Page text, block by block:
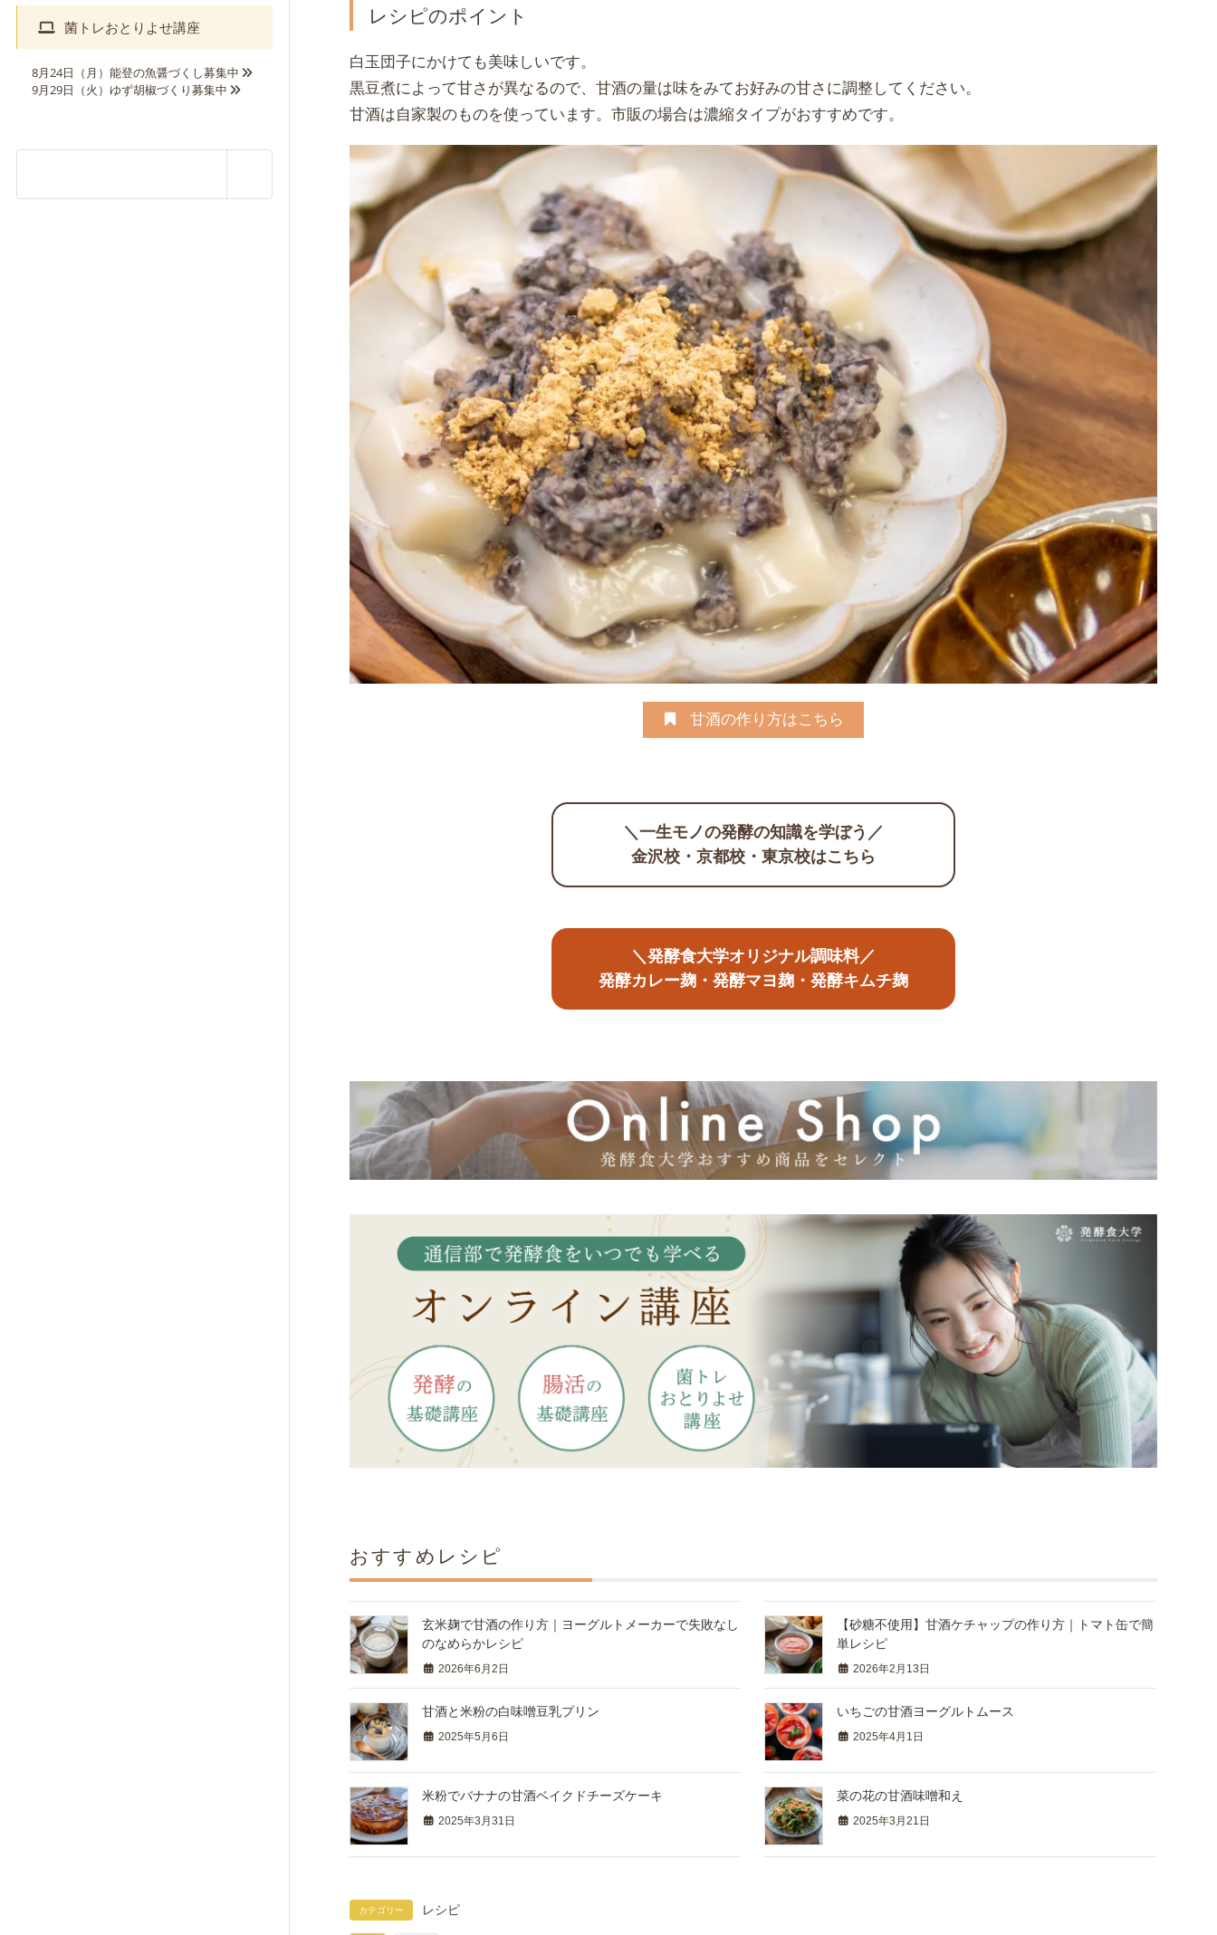
菌トレおとりよせ講座
8月24日（月）能登の魚醤づくし募集中
9月29日（火）ゆず胡椒づくり募集中
レシピのポイント
白玉団子にかけても美味しいです。
黒豆煮によって甘さが異なるので、甘酒の量は味をみてお好みの甘さに調整してください。
甘酒は自家製のものを使っています。市販の場合は濃縮タイプがおすすめです。
甘酒の作り方はこちら
＼一生モノの発酵の知識を学ぼう／
金沢校・京都校・東京校はこちら
＼発酵食大学オリジナル調味料／
発酵カレー麹・発酵マヨ麹・発酵キムチ麹
おすすめレシピ
玄米麹で甘酒の作り方｜ヨーグルトメーカーで失敗なし
のなめらかレシピ
2026年6月2日
【砂糖不使用】甘酒ケチャップの作り方｜トマト缶で簡
単レシピ
2026年2月13日
甘酒と米粉の白味噌豆乳プリン
2025年5月6日
いちごの甘酒ヨーグルトムース
2025年4月1日
米粉でバナナの甘酒ベイクドチーズケーキ
2025年3月31日
菜の花の甘酒味噌和え
2025年3月21日
カテゴリー レシピ